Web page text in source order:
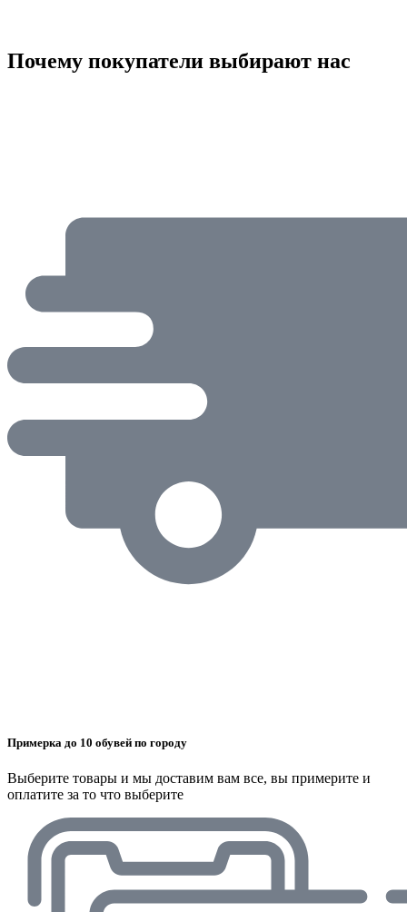
Почему покупатели выбирают нас
Примерка до 10 обувей по городу
Выберите товары и мы доставим вам все, вы примерите и
оплатите за то что выберите